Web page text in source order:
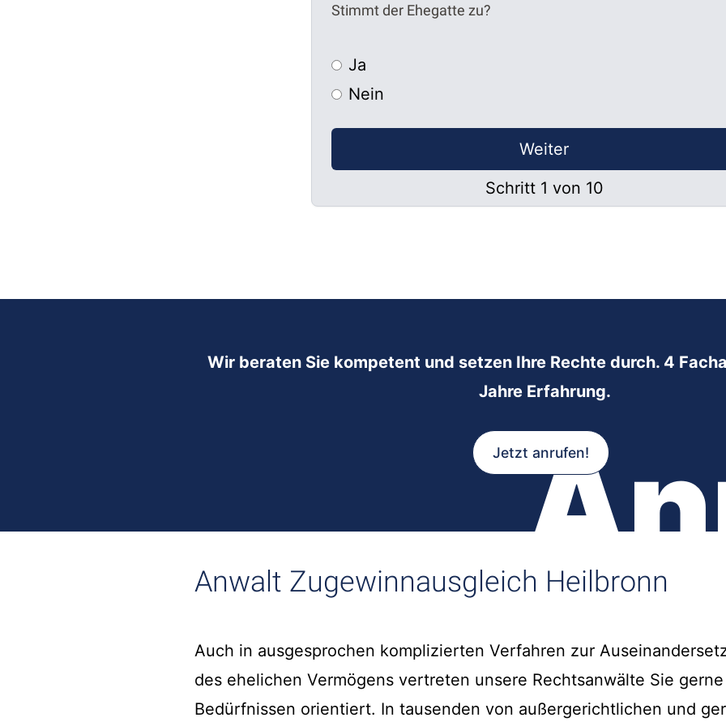
Stimmt der Ehegatte zu?
Ja
Nein
Weiter
Schritt 1 von 10
Wir beraten Sie kompetent und setzen Ihre Rechte durch. 4
Jahre Erfahrung.
Jetzt anrufen!
Anwalt Zugewinnausgleich Heilbronn
Auch in ausgesprochen komplizierten Verfahren zur
des ehelichen Vermögens vertreten unsere Rechtsanwälte Sie
Bedürfnissen orientiert. In tausenden von außergerichtlichen und